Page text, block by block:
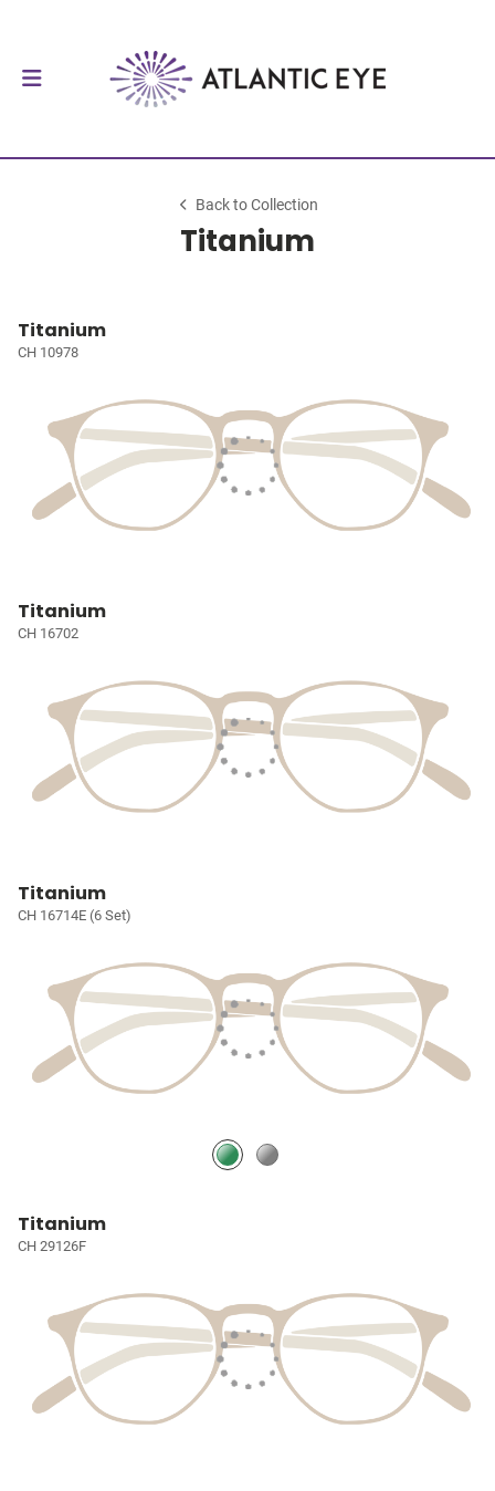
Back to Collection
Titanium
Titanium
CH 10978
Titanium
CH 16702
Titanium
CH 16714E (6 Set)
Titanium
CH 29126F